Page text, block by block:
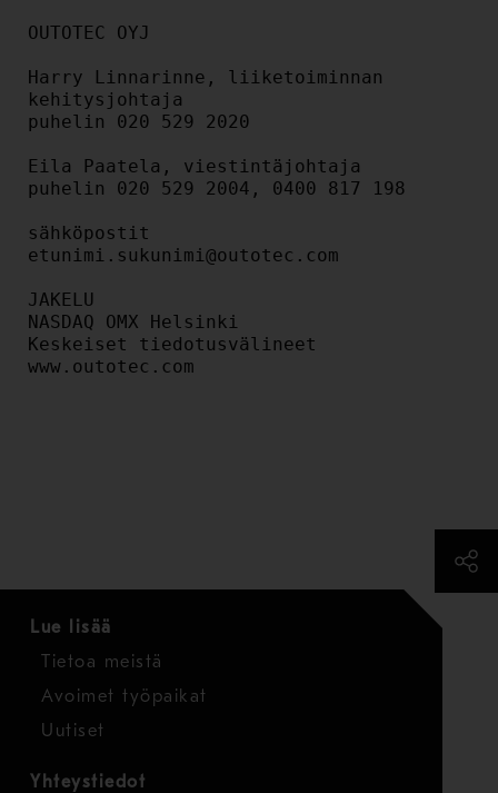
OUTOTEC OYJ
Harry Linnarinne, liiketoiminnan
kehitysjohtaja
puhelin 020 529 2020
Eila Paatela, viestintäjohtaja
puhelin 020 529 2004, 0400 817 198
sähköpostit
etunimi.sukunimi@outotec.com
JAKELU
NASDAQ OMX Helsinki
Keskeiset tiedotusvälineet
www.outotec.com
Lue lisää
Tietoa meistä
Avoimet työpaikat
Uutiset
Yhteystiedot